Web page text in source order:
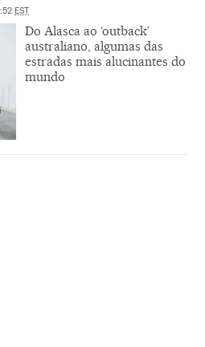
EST
Do Alasca ao ‘outback’
australiano, algumas das
estradas mais alucinantes do
mundo